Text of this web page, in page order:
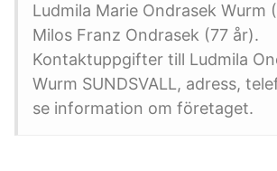
Ludmila Marie Ondrasek Wurm
Milos Franz Ondrasek (77 år).
Kontaktuppgifter till Ludmila
Wurm SUNDSVALL, adress,
se information om företaget.